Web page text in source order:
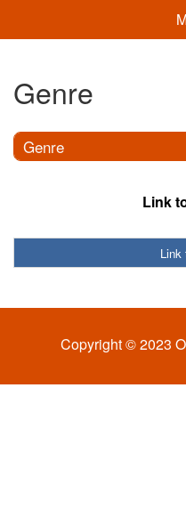
Genre
Genre
Link
Link
Copyright © 2023